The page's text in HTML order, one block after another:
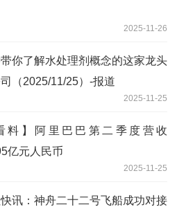
2025-11-26
你了解水处理剂概念的这家龙头
司（2025/11/25）-报道
2025-11-25
料】阿里巴巴第二季度营收
亿元人民币
2025-11-25
讯：神舟二十二号飞船成功对接